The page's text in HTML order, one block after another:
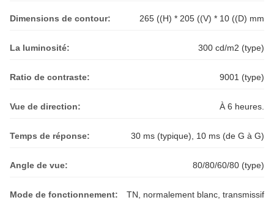
Dimensions de contour: 265 ((H) * 205 ((V) * 10 ((D) mm
La luminosité: 300 cd/m2 (type)
Ratio de contraste: 9001 (type)
Vue de direction: À 6 heures.
Temps de réponse: 30 ms (typique), 10 ms (de G à G)
Angle de vue: 80/80/60/80 (type)
Mode de fonctionnement: TN, normalement blanc, transmissif